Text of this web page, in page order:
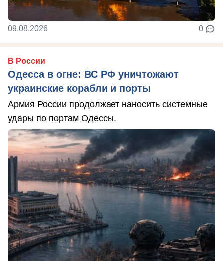
09.08.2026 0
В России
Одесса в огне: ВС РФ уничтожают
украинские корабли и порты
Армия России продолжает наносить системные
удары по портам Одессы.